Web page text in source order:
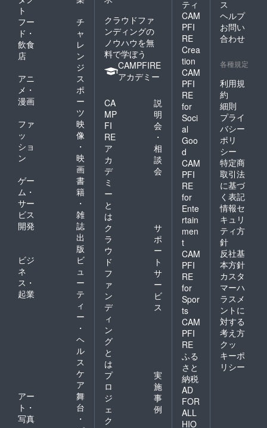
尚、交
通費滞
在費等
は自己
負担と
すので
下さ
い。 ※
一泊三
食付1日
店長権
につき
まして
宿泊先
は近隣
のホテ
ル等を
こちら
でご用
意させ
ていた
だきま
す。こ
ちらに
つきま
しても
交通費
は自己
負担と
なって
おりま
すので
ご了承
くださ
ト
フー
ド・
飲食
店
チ
ャ
レ
ン
ジ
アニ
メ・
漫画
ス
ポ
ー
ツ
ファ
ッ
ショ
ン
映
像
・
映
画
ゲー
ム・
サー
ビス
開発
書
籍
・
雑
誌
出
版
ビジ
ネ
ス・
起業
ビ
ュ
ー
テ
ィ
ー
・
ヘ
ル
ス
ケ
ア
アー
ト・
写真
舞
台
・
クラウドファ
ンディングの
ノウハウを無
料で学ぼう
CAMPFIRE
アカデミー
CA
MP
FI
RE
ア
カ
デ
ミ
ー
と
は
説
明
会
・
相
談
会
ク
ラ
ウ
ド
フ
ァ
ン
デ
ィ
ン
グ
と
は
サ
ポ
ー
ト
サ
ー
ビ
ス
プ
ロ
ジ
ェ
ク
実
施
事
例
ティ
CAM
PFI
RE
Crea
tion
CAM
PFI
RE
for
Soci
al
Goo
d
CAM
PFI
RE
for
Ente
rtain
men
t
CAM
PFI
RE
for
Spor
ts
CAM
PFI
RE
ふる
さと
納税
AD
FOR
ALL
HIO
ス
ヘルプ
お問い
合わせ
各種規定
利用規
約
細則
プライ
バシー
ポリ
シー
特定商
取引法
に基づ
く表記
情報セ
キュリ
ティ方
針
反社基
本方針
カスタ
マーハ
ラスメ
ントに
対する
考え方
クッ
キーポ
リシー